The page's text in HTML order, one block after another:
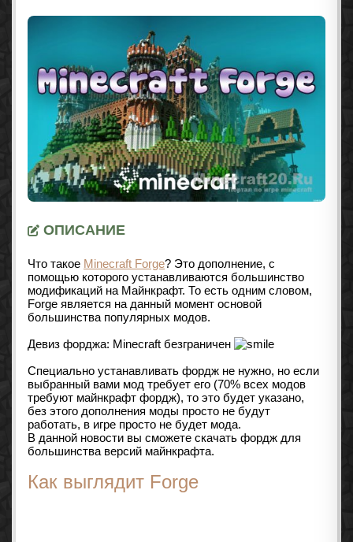
ОПИСАНИЕ
Что такое Minecraft Forge? Это дополнение, с
помощью которого устанавливаются большинство
модификаций на Майнкрафт. То есть одним словом,
Forge является на данный момент основой
большинства популярных модов.
Девиз форджа: Minecraft безграничен
Специально устанавливать фордж не нужно, но если
выбранный вами мод требует его (70% всех модов
требуют майнкрафт фордж), то это будет указано,
без этого дополнения моды просто не будут
работать, в игре просто не будет мода.
В данной новости вы сможете скачать фордж для
большинства версий майнкрафта.
Как выглядит Forge